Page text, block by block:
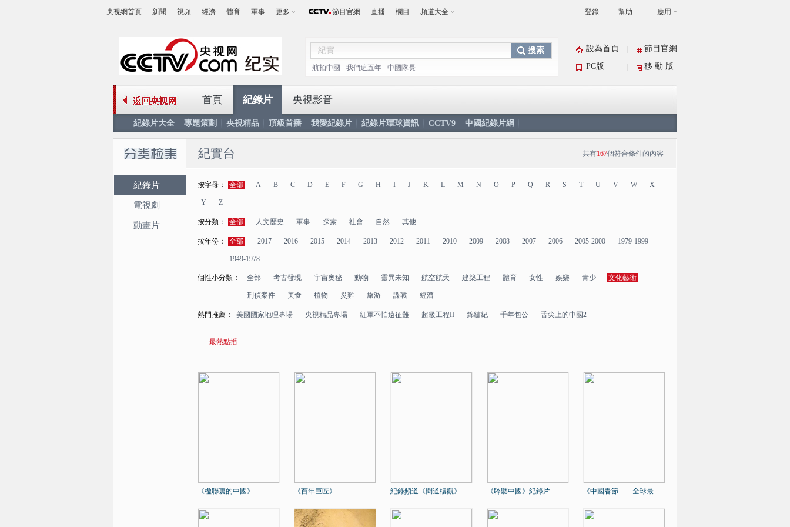
央視網首頁 新聞 視頻 經濟 體育 軍事 更多 節目官網 直播 欄目 頻道大全 幫助 應用
登錄
搜索
航拍中國 我們這五年 中國隊長
設為首頁
節目官網
PC版
移 動 版
首頁 紀錄片
紀錄片大全 專題策劃 央視精品 頂級首播 我愛紀錄片 紀錄片環球資訊 CCTV9 中國紀錄片網
央視影音
紀錄片
電視劇
動畫片
紀實台 共有167個符合條件的內容
按字母： 全部 A B C D E F G H I J K L M N O P Q R S T U V W X
Y Z
按分類： 全部 人文歷史 軍事 探索 社會 自然 其他
按年份： 全部 2017 2016 2015 2014 2013 2012 2011 2010 2009 2008 2007 2006 2005-2000 1979-1999
1949-1978
個性小分類： 全部 考古發現 宇宙奧秘 動物 靈異未知 航空航天 建築工程 體育 女性 娛樂 青少 文化藝術
刑偵案件 美食 植物 災難 旅游 諜戰 經濟
熱門推薦： 美國國家地理專場 央視精品專場 紅軍不怕遠征難 超級工程II 錦繡紀 千年包公 舌尖上的中國2
最熱點播
《楹聯裏的中國》 《百年巨匠》 紀錄頻道《問道樓觀》 《聆聽中國》紀錄片 《中國春節——全球最...